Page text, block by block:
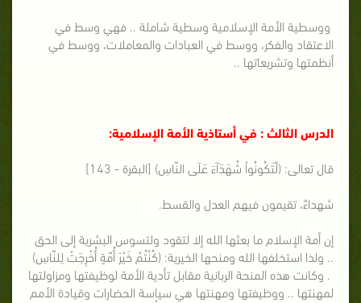
ووسطية الأمة الإسلامية وسطية شاملة .. فهي وسط في
الاعتقاد والفكر، ووسط في العبادات والمعاملات، ووسط في
أنظمتها وتشريعاتها ..
الدرس الثالث : في أستاذية الأمة الإسلامية:
قال تعالى: (لّتَكُونُواْ شُهَدَآءَ عَلَى النّاسِ) [البقرة - 143]
شهداءٌ، تقيمون فيهم العدل والقسط.
إن أمة الإسلام ما بعثها الله إلا لتقود ولتسوس البشرية إلى الحق
.. ولذا استخلفها الله ومنحها الخيرية: (كُنْتُمْ خَيْرَ أُمّةٍ أُخْرِجَتْ لِلنّاسِ)
. وكانت هذه المنحة الربانية مقابل تأدية الأمة لوظيفتها ومزاولتها
لمهنتها .. ووظيفتها ومهنتها هي سياسة الحضارات وقيادة الأمم